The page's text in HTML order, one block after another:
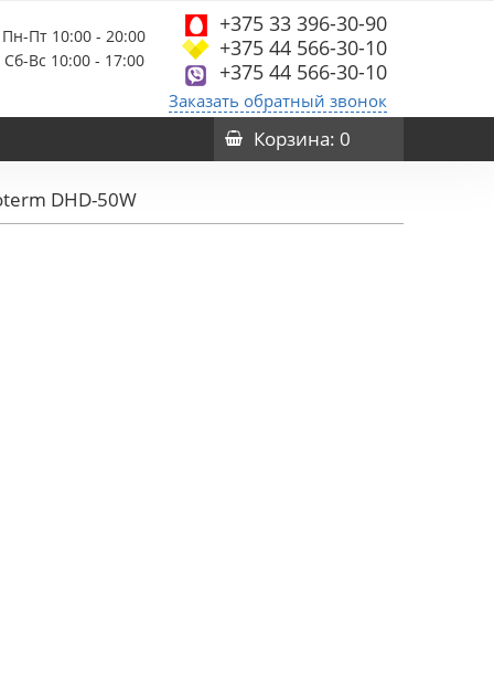
Пн-Пт 10:00 - 20:00
Сб-Вс 10:00 - 17:00
+375 33 396-30-90
+375 44 566-30-10
+375 44 566-30-10
Заказать обратный звонок
Корзина: 0
DHD-50W